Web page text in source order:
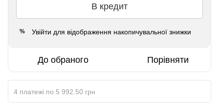
В кредит
% Увійти для відображення накопичувальної знижки
До обраного Порівняти
4 платежі по 5 992.50 грн